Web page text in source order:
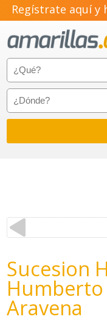
Regístrate aquí y
Sucesion
Humberto
Aravena